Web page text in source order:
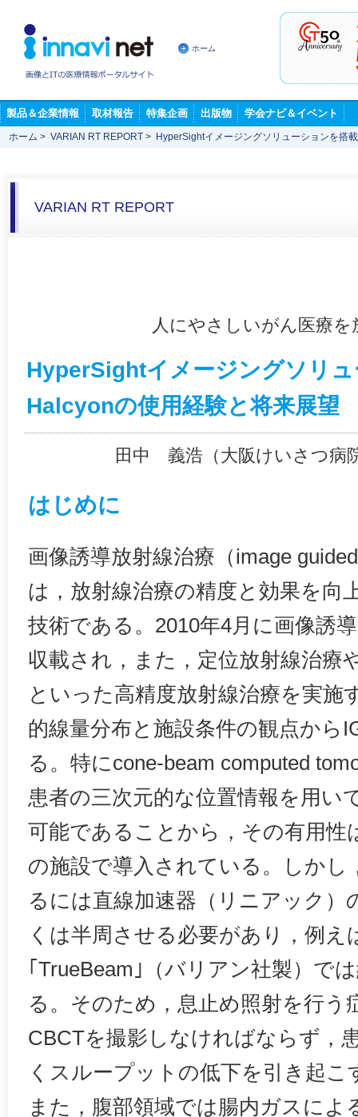
ホーム
製品＆企業情報 取材報告 特集企画 出版物 学会ナビ＆イベント
ホーム > VARIAN RT REPORT > HyperSightイメージングソリューションを搭
VARIAN RT REPORT
人にやさしいがん医療
HyperSightイメージングソリ
Halcyonの使用経験と将来展望
田中 義浩（大阪けいさつ病
はじめに
画像誘導放射線治療（image
は，放射線治療の精度と効果を向
技術である。2010年4月に画像誘
収載され，また，定位放射線治療
といった高精度放射線治療を実施
的線量分布と施設条件の観点から
る。特にcone-beam computed
患者の三次元的な位置情報を用い
可能であることから，その有用性
の施設で導入されている。しかし
るには直線加速器（リニアック）
くは半周させる必要があり，例
｢TrueBeam｣（バリアン社製）で
る。そのため，息止め照射を行う
CBCTを撮影しなければならず，
くスループットの低下を引き起
また，腹部領域では腸内ガスによ